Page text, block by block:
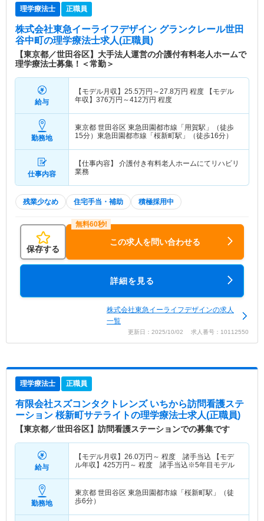
理学療法士 正職員
株式会社東急イーライフデザイン グランクレール世田
谷中町の理学療法士求人(正職員)
【東京都／世田谷区】大手法人運営の介護付有料老人ホームで
理学療法士募集！＜常勤＞
給与
【モデル月収】 25.5万円～27.8万円 程度 【モデル
年収】 376万円～412万円 程度
勤務地
東京都 世田谷区 東急田園都市線「用賀駅」（徒歩
15分）東急田園都市線「桜新町駅」（徒歩16分）
仕事内容
【仕事内容】 介護付き有料老人ホームにてリハビリ
業務
残業少なめ 住宅手当・補助 積極採用中
保存する
この求人を問い合わせる
詳細を見る
株式会社東急イーライフデザインの求人
一覧
更新日：2025/10/02 求人番号：10112550
理学療法士 正職員
有限会社スズコンタクトレンズ いちから訪問看護ステ
ーション 桜新町サテライトの理学療法士求人(正職員)
【東京都／世田谷区】訪問看護ステーションでの募集です
給与
【モデル月収】 26.0万円～ 程度 諸手当込 【モデ
ル年収】 425万円～ 程度 諸手当込※5年目モデル
勤務地
東京都 世田谷区 東急田園都市線「桜新町駅」（徒
歩6分）